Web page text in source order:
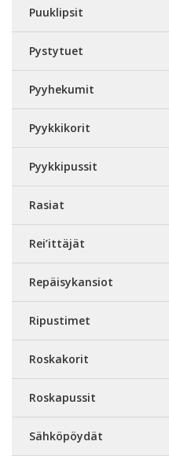
Puuklipsit
Pystytuet
Pyyhekumit
Pyykkikorit
Pyykkipussit
Rasiat
Rei’ittäjät
Repäisykansiot
Ripustimet
Roskakorit
Roskapussit
Sähköpöydät